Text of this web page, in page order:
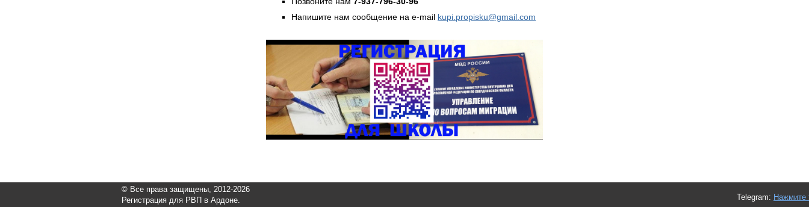
Напишите нам сообщение на e-mail kupi.propisku@gmail.com
© Все права защищены, 2012-2026
Регистрация для РВП в Ардоне.
Telegram: Нажмите